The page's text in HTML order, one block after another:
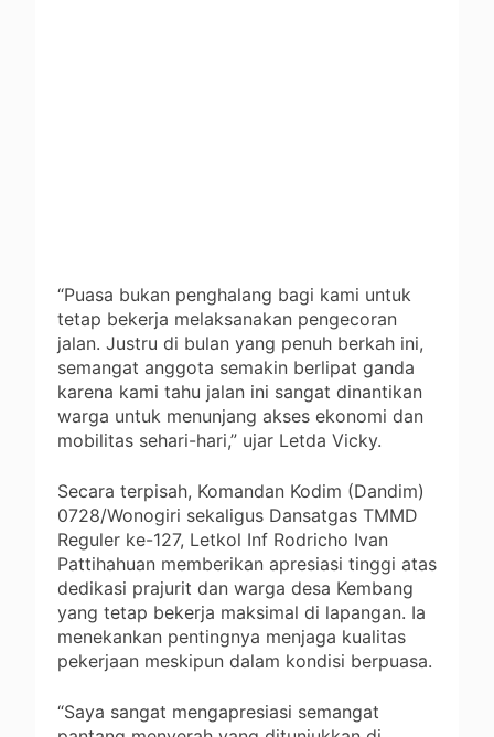
“Puasa bukan penghalang bagi kami untuk
tetap bekerja melaksanakan pengecoran
jalan. Justru di bulan yang penuh berkah ini,
semangat anggota semakin berlipat ganda
karena kami tahu jalan ini sangat dinantikan
warga untuk menunjang akses ekonomi dan
mobilitas sehari-hari,” ujar Letda Vicky.
Secara terpisah, Komandan Kodim (Dandim)
0728/Wonogiri sekaligus Dansatgas TMMD
Reguler ke-127, Letkol Inf Rodricho Ivan
Pattihahuan memberikan apresiasi tinggi atas
dedikasi prajurit dan warga desa Kembang
yang tetap bekerja maksimal di lapangan. Ia
menekankan pentingnya menjaga kualitas
pekerjaan meskipun dalam kondisi berpuasa.
“Saya sangat mengapresiasi semangat